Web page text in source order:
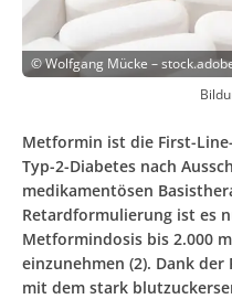
©Wolfgang Mücke –
Metformin ist die First-
Typ-2-Diabetes nach
medikamentösen
Retardformulierung ist es
Metformindosis bis 2.000
einzunehmen (2). Dank
mit dem stark